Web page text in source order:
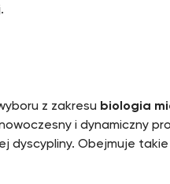
z zakresu biologia
i dynamiczny
dyscypliny. Obejmuje